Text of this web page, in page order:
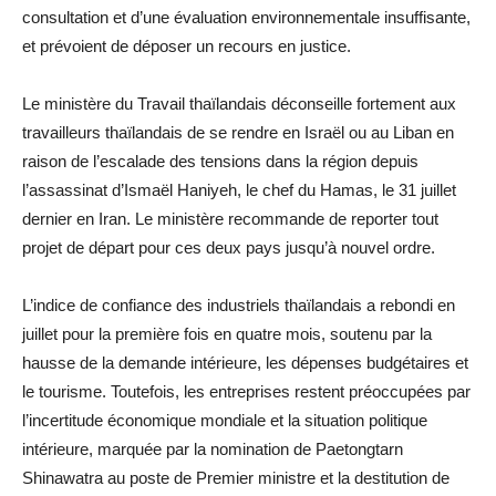
consultation et d’une évaluation environnementale insuffisante,
et prévoient de déposer un recours en justice.
Le ministère du Travail thaïlandais déconseille fortement aux
travailleurs thaïlandais de se rendre en Israël ou au Liban en
raison de l’escalade des tensions dans la région depuis
l’assassinat d’Ismaël Haniyeh, le chef du Hamas, le 31 juillet
dernier en Iran. Le ministère recommande de reporter tout
projet de départ pour ces deux pays jusqu’à nouvel ordre.
L’indice de confiance des industriels thaïlandais a rebondi en
juillet pour la première fois en quatre mois, soutenu par la
hausse de la demande intérieure, les dépenses budgétaires et
le tourisme. Toutefois, les entreprises restent préoccupées par
l’incertitude économique mondiale et la situation politique
intérieure, marquée par la nomination de Paetongtarn
Shinawatra au poste de Premier ministre et la destitution de